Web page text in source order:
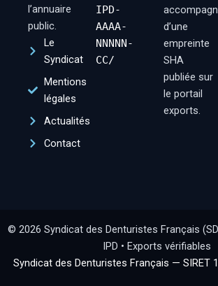
l’annuaire
public.
Le
Syndicat
Mentions
légales
Actualités
Contact
IPD-
AAAA-
NNNNN-
CC/
d’une
empreinte
SHA
publiée sur
le portail
exports.
© 2026 Syndicat des Denturistes Français
IPD • Exports vérifiables
Syndicat des Denturistes Français — SIRET